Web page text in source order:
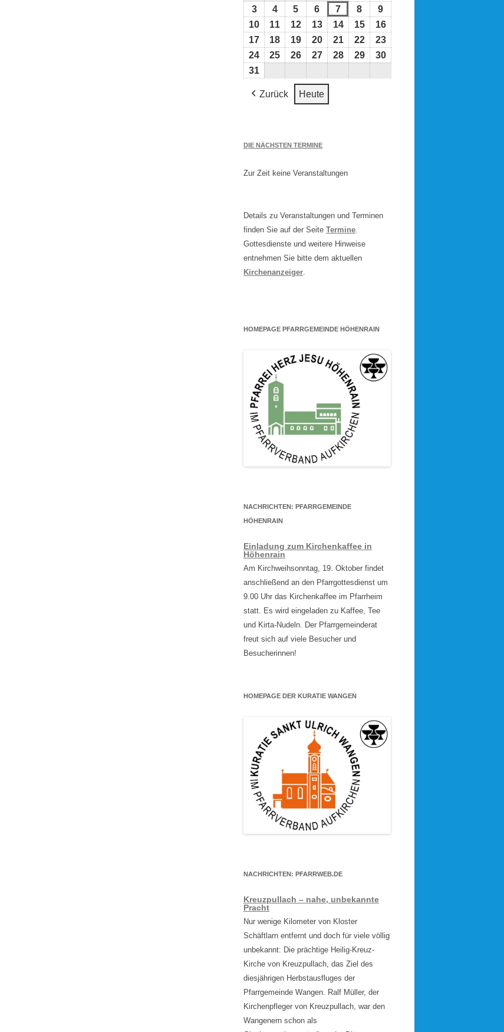
August
20262026
33.
August
2026
44.
August
2026
5
August
2026
6
August
2026
7
August
2026
8
August
2026
9
August
2026
10 10.
August
2026
11 11.
August
2026
1212.
August
2026
1313.
August
2026
1414.
August
2026
1515.
August
2026
1616.
August
2026
17 17.
August
18 18.
August
1919.
August
2020.
August
2121.
August
2222.
August
2323.
August
24 24.25 25.
2026
2626.
2026
2727.
2026
2828.2929.3030.
31
2026
Zurück Heute
DIE NÄCHSTEN TERMINE
Zur Zeit keine Veranstaltungen
Details zu Veranstaltungen und Terminen
finden Sie auf der Seite Termine.
Gottesdienste und weitere Hinweise
entnehmen Sie bitte dem aktuellen
Kirchenanzeiger.
HOMEPAGE PFARRGEMEINDE HÖHENRAIN
NACHRICHTEN: PFARRGEMEINDE
HÖHENRAIN
Einladung zum Kirchenkaffee in
Höhenrain
Am Kirchweihsonntag, 19. Oktober findet
anschließend an den Pfarrgottesdienst um
9.00 Uhr das Kirchenkaffee im Pfarrheim
statt. Es wird eingeladen zu Kaffee, Tee
und Kirta-Nudeln. Der Pfarrgemeinderat
freut sich auf viele Besucher und
Besucherinnen!
HOMEPAGE DER KURATIE WANGEN
NACHRICHTEN: PFARRWEB.DE
Kreuzpullach – nahe, unbekannte
Pracht
Nur wenige Kilometer von Kloster
Schäftlarn entfernt und doch für viele völlig
unbekannt: Die prächtige Heilig-Kreuz-
Kirche von Kreuzpullach, das Ziel des
diesjährigen Herbstausfluges der
Pfarrgemeinde Wangen. Ralf Müller, der
Kirchenpfleger von Kreuzpullach, war den
Wangenern schon als